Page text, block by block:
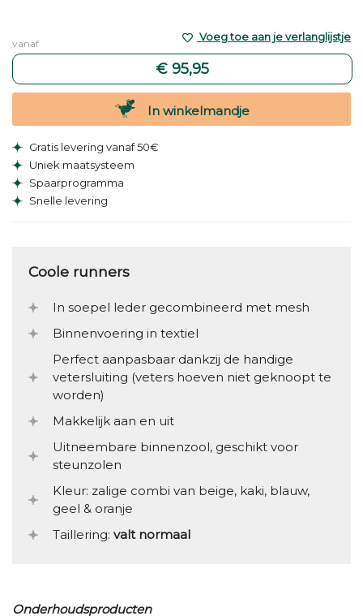
vanaf
€ 95,95
Voeg toe aan je verlanglijstje
In winkelmandje
Gratis levering vanaf 50€
Uniek maatsysteem
Spaarprogramma
Snelle levering
Coole runners
In soepel leder gecombineerd met mesh
Binnenvoering in textiel
Perfect aanpasbaar dankzij de handige
vetersluiting (veters hoeven niet geknoopt te
worden)
Makkelijk aan en uit
Uitneembare binnenzool, geschikt voor
steunzolen
Kleur: zalige combi van beige, kaki, blauw,
geel & oranje
Taillering: valt normaal
Onderhoudsproducten